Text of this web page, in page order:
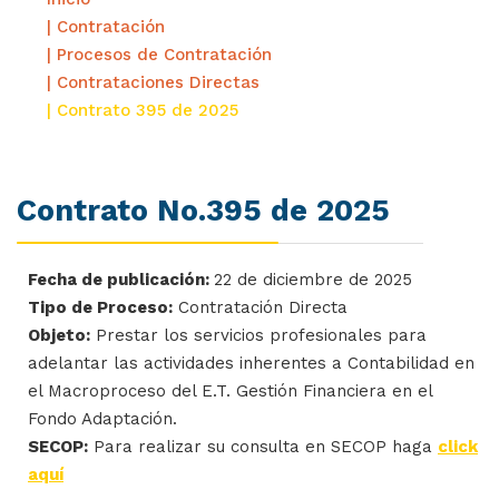
| Contratación
| Procesos de Contratación
| Contrataciones Directas
| Contrato 395 de 2025
Contrato No.395 de 2025
Fecha de publicación: 22 de diciembre de 2025
Tipo de Proceso: Contratación Directa
Objeto: Prestar los servicios profesionales para
adelantar las actividades inherentes a Contabilidad en
el Macroproceso del E.T. Gestión Financiera en el
Fondo Adaptación.
SECOP: Para realizar su consulta en SECOP haga click
aquí